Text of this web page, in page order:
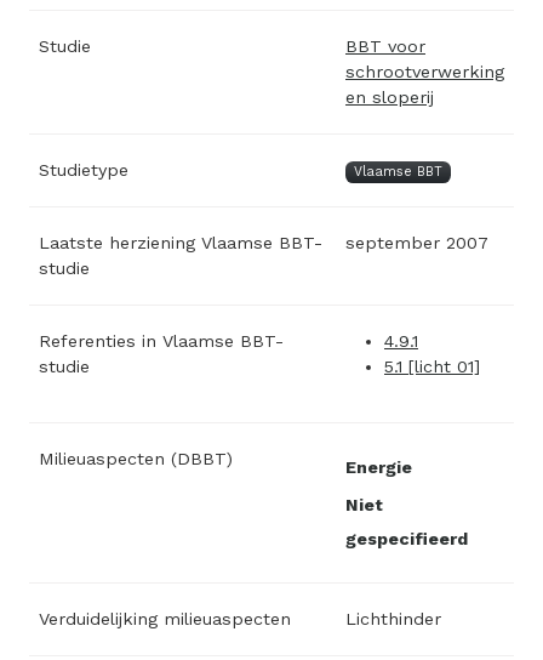
Studie
BBT voor
schrootverwerking
en sloperij
Studietype Vlaamse BBT
Laatste herziening Vlaamse BBT-
studie
september 2007
Referenties in Vlaamse BBT-
studie
4.9.1
5.1 [licht 01]
Milieuaspecten (DBBT)
Energie
Niet
gespecifieerd
Verduidelijking milieuaspecten Lichthinder